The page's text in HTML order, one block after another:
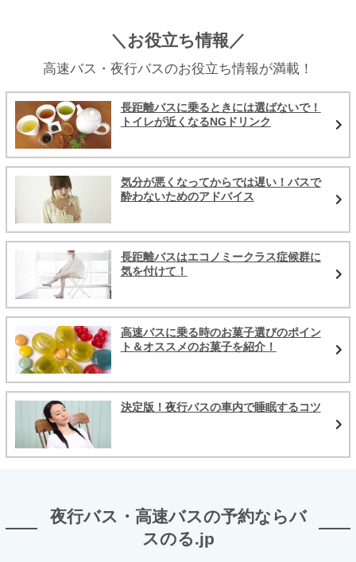
＼お役立ち情報／
高速バス・夜行バスのお役立ち情報が満載！
長距離バスに乗るときには選ばないで！
トイレが近くなるNGドリンク
気分が悪くなってからでは遅い！バスで
酔わないためのアドバイス
長距離バスはエコノミークラス症候群に
気を付けて！
高速バスに乗る時のお菓子選びのポイン
ト＆オススメのお菓子を紹介！
決定版！夜行バスの車内で睡眠するコツ
夜行バス・高速バスの予約ならバ
スのる.jp